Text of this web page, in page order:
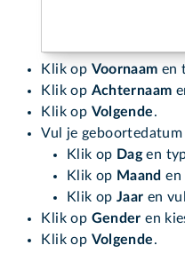
Klik op Voornaam en
Klik op Achternaam
Klik op Volgende.
Vul je geboortedatum
Klik op Dagen
Klik op Maanden
Klik op Jaar en
Klik op Genderen
Klik op Volgende.